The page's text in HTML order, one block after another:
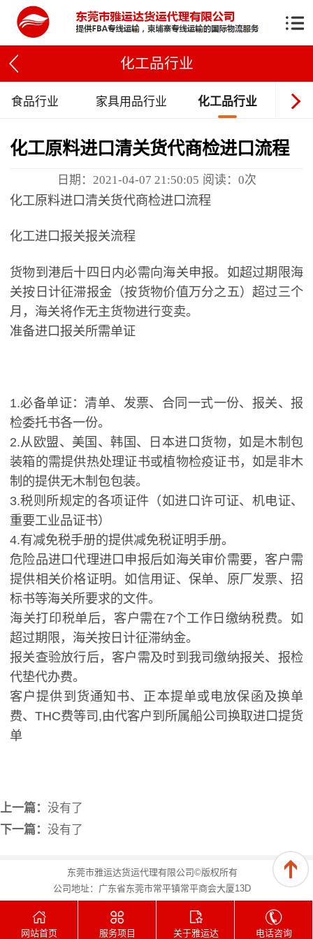
化工品行业
食品行业 家具用品行业 化工品行业
化工原料进口清关货代商检进口流程
日期：2021-04-07 21:50:05 阅读： 0次
化工原料进口清关货代商检进口流程
化工进口报关报关流程
货物到港后十四日内必需向海关申报。如超过期限海
关按日计征滞报金（按货物价值万分之五）超过三个
月，海关将作无主货物进行变卖。
准备进口报关所需单证
1.必备单证：清单、发票、合同一式一份、报关、报
检委托书各一份。
2.从欧盟、美国、韩国、日本进口货物，如是木制包
装箱的需提供热处理证书或植物检疫证书，如是非木
制的提供无木制包包装。
3.税则所规定的各项证件（如进口许可证、机电证、
重要工业品证书）
4.有减免税手册的提供减免税证明手册。
危险品进口代理进口申报后如海关审价需要，客户需
提供相关价格证明。如信用证、保单、原厂发票、招
标书等海关所要求的文件。
海关打印税单后，客户需在7个工作日缴纳税费。如
超过期限，海关按日计征滞纳金。
报关查验放行后，客户需及时到我司缴纳报关、报检
代垫代办费。
客户提供到货通知书、正本提单或电放保函及换单
费、THC费等司,由代客户到所属船公司换取进口提货
单
上一篇： 没有了
下一篇： 没有了
东莞市雅运达货运代理有限公司©版权所有
公司地址：广东省东莞市常平镇常平商会大厦13D
网站首页 服务项目 关于雅运达 电话咨询